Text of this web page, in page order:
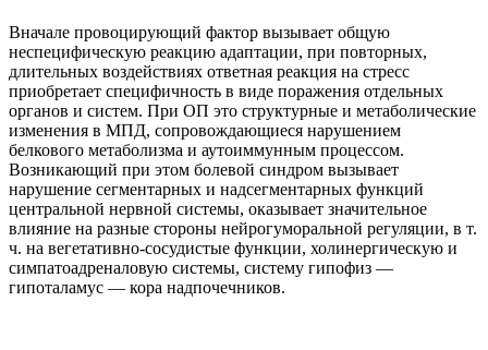
Вначале провоцирующий фактор вызывает общую
неспецифическую реакцию адаптации, при повторных,
длительных воздействиях ответная реакция на стресс
приобретает специфичность в виде поражения отдельных
органов и систем. При ОП это структурные и метаболические
изменения в МПД, сопровождающиеся нарушением
белкового метаболизма и аутоиммунным процессом.
Возникающий при этом болевой синдром вызывает
нарушение сегментарных и надсегментарных функций
центральной нервной системы, оказывает значительное
влияние на разные стороны нейрогуморальной регуляции, в т.
ч. на вегетативно-сосудистые функции, холинергическую и
симпатоадреналовую системы, систему гипофиз —
гипоталамус — кора надпочечников.